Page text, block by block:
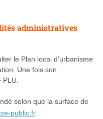
administratives
le Plan local d’urbanisme
Une fois son
selon que la surface de
public.fr.